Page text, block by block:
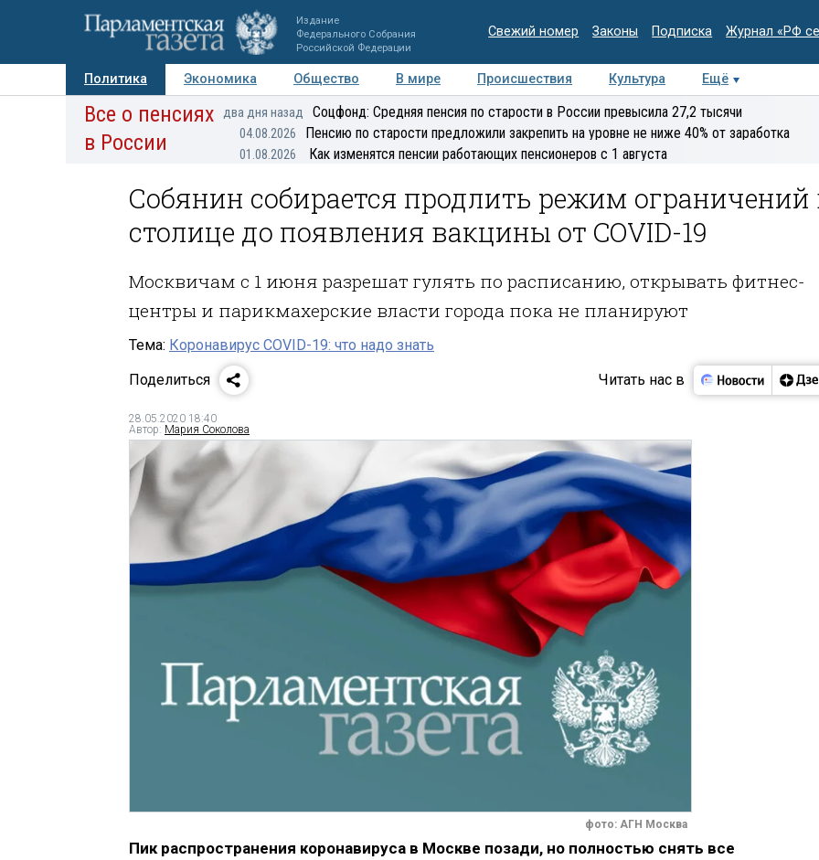
Издание
Федерального Собрания
Российской Федерации
Свежий номер Законы Подписка Журнал «РФ
Политика Экономика Общество В мире Происшествия Культура
Ещё
Авторы Персоны Мнения Регионы Медиацентр Интервью Колумнисты
Все о пенсиях
в России
два дня назад Соцфонд: Средняя пенсия по старости в России превысила 27,2 тысячи
04.08.2026 Пенсию по старости предложили закрепить на уровне не ниже 40% от заработка
01.08.2026 Как изменятся пенсии работающих пенсионеров с 1 августа
Собянин собирается продлить режим ограничений
столице до появления вакцины от COVID-19
Москвичам с 1 июня разрешат гулять по расписанию, открывать фитнес-
центры и парикмахерские власти города пока не планируют
Тема: Коронавирус COVID-19: что надо знать
Поделиться
Читать нас в
28.05.2020 18:40
Автор: Мария Соколова
фото: АГН Москва
Пик распространения коронавируса в Москве позади, но полностью снять все